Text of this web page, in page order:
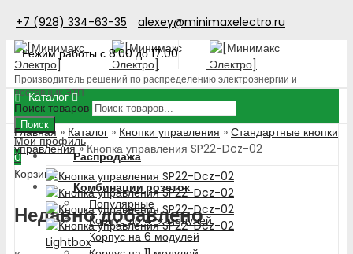
+7 (928) 334-63-35
alexey@minimaxelectro.ru
Режим работы с 8.00 до 17.00
Производитель решений по распределению электроэнергии и
поставщик ЭТП
Поиск товаров
Поиск
Мой профиль
0
Корзина
Недавно добавлено
Каталог
Распродажа
Комбинации розеток
Популярные
Корпус до 4-х модулей
Корпус на 6 модулей
Главная » Каталог » Кнопки управления » Стандартные кнопки
управления»Кнопка управления SP22-Dcz-02
Lightbox